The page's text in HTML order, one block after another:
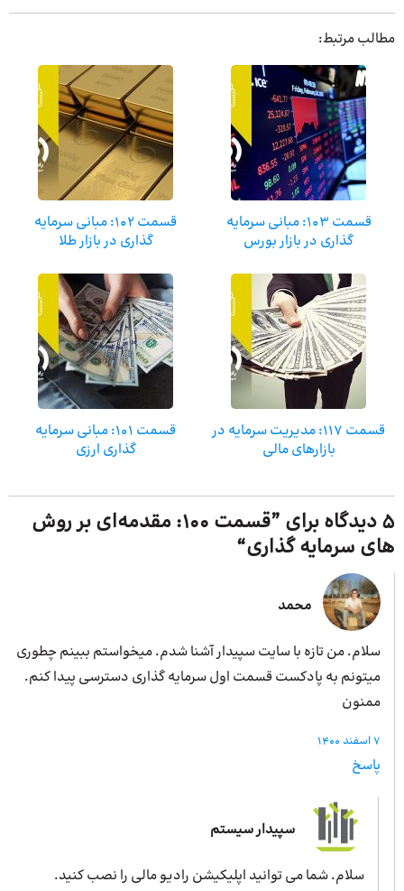
مطالب مرتبط:
قسمت 103: مبانی سرمایه
گذاری در بازار بورس
قسمت 102: مبانی سرمایه
گذاری در بازار طلا
قسمت 117: مدیریت سرمایه در
بازارهای مالی
قسمت 101: مبانی سرمایه
گذاری ارزی
5 دیدگاه برای ”
قسمت 100: مقدمه‌ای بر روش‌
های سرمایه‌ گذاری“
محمد
سلام. من تازه با سایت سپیدار آشنا شدم. میخواستم ببینم چطوری
میتونم به پادکست قسمت اول سرمایه گذاری دسترسی پیدا کنم.
ممنون
7 اسفند 1400
پاسخ
سپیدار سیستم
سلام. شما می توانید اپلیکیشن رادیو مالی را نصب کنید.